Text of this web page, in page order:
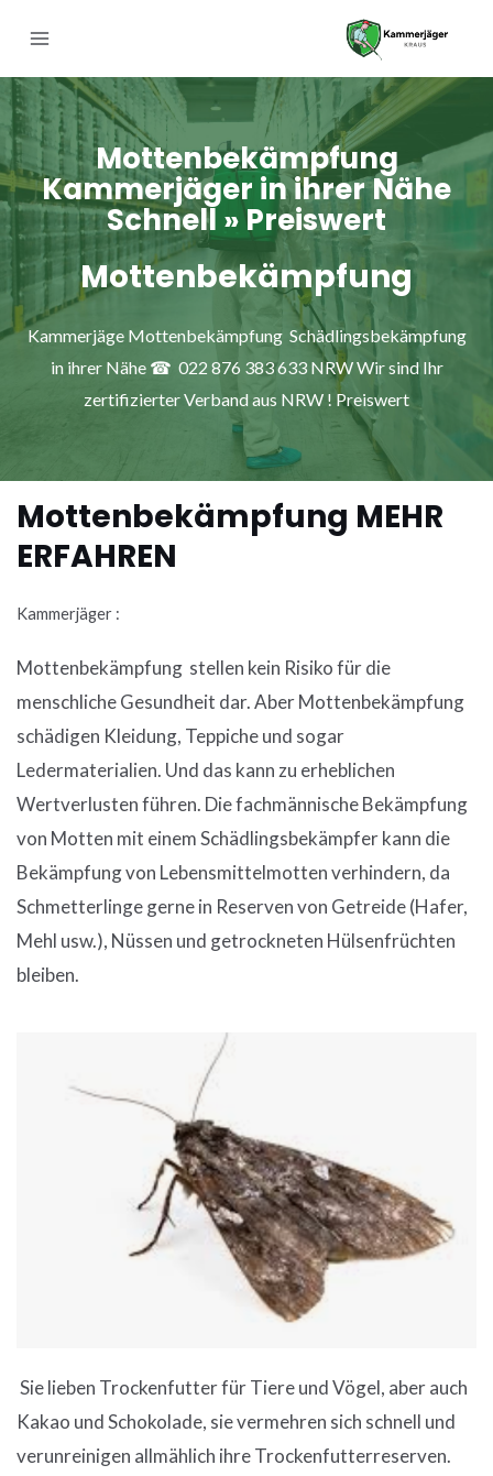
Mottenbekämpfung
Kammerjäger in ihrer Nähe
Schnell » Preiswert
Mottenbekämpfung
Kammerjäge Mottenbekämpfung Schädlingsbekämpfung
in ihrer Nähe ☎ 022 876 383 633 NRW Wir sind Ihr
zertifizierter Verband aus NRW ! Preiswert
Mottenbekämpfung MEHR
ERFAHREN
Kammerjäger :
Mottenbekämpfung stellen kein Risiko für die
menschliche Gesundheit dar. Aber Mottenbekämpfung
schädigen Kleidung, Teppiche und sogar
Ledermaterialien. Und das kann zu erheblichen
Wertverlusten führen. Die fachmännische Bekämpfung
von Motten mit einem Schädlingsbekämpfer kann die
Bekämpfung von Lebensmittelmotten verhindern, da
Schmetterlinge gerne in Reserven von Getreide (Hafer,
Mehl usw.), Nüssen und getrockneten Hülsenfrüchten
bleiben.
Sie lieben Trockenfutter für Tiere und Vögel, aber auch
Kakao und Schokolade, sie vermehren sich schnell und
verunreinigen allmählich ihre Trockenfutterreserven.